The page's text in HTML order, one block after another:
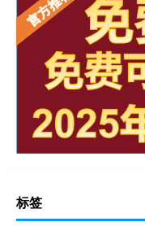
标签